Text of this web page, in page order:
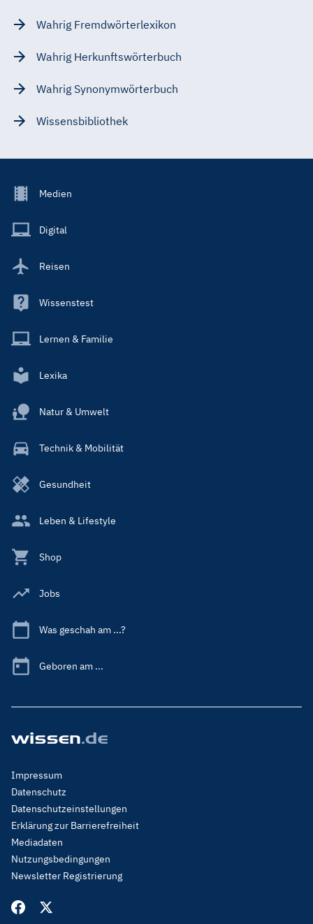
Wahrig Fremdwörterlexikon
Wahrig Herkunftswörterbuch
Wahrig Synonymwörterbuch
Wissensbibliothek
Footer
Main
Medien
Digital
Reisen
Wissenstest
Lernen & Familie
Lexika
Natur & Umwelt
Technik & Mobilität
Gesundheit
Leben & Lifestyle
Shop
Jobs
Was geschah am ...?
Geboren am ...
Footer
Menu
Legal
Impressum
Datenschutz
Datenschutzeinstellungen
Erklärung zur Barrierefreiheit
Mediadaten
Nutzungsbedingungen
Newsletter Registrierung